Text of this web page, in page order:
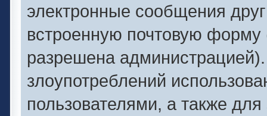
электронные сообщения
встроенную почтовую
разрешена
злоупотреблений
пользователями, а также